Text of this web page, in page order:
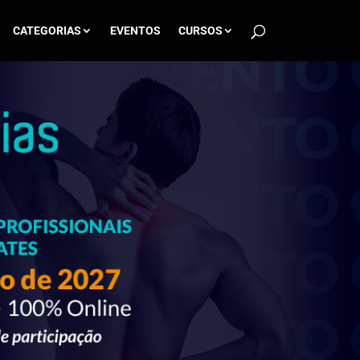
CATEGORIAS EVENTOS CURSOS